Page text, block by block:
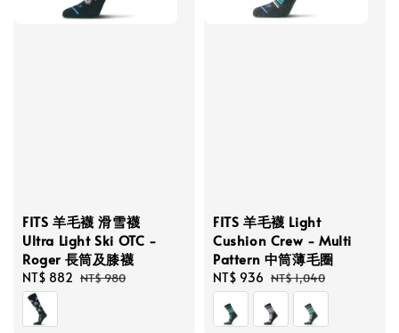
FITS 羊毛襪 滑雪襪
Ultra Light Ski OTC -
Roger 長筒及膝襪
Sale
price
NT$ 882 Regular
NT$ 980
FITS 羊毛襪 Light
Cushion Crew - Multi
Pattern 中筒薄毛圈
Sale
price
NT$ 936 Regular
price
NT$ 1,040